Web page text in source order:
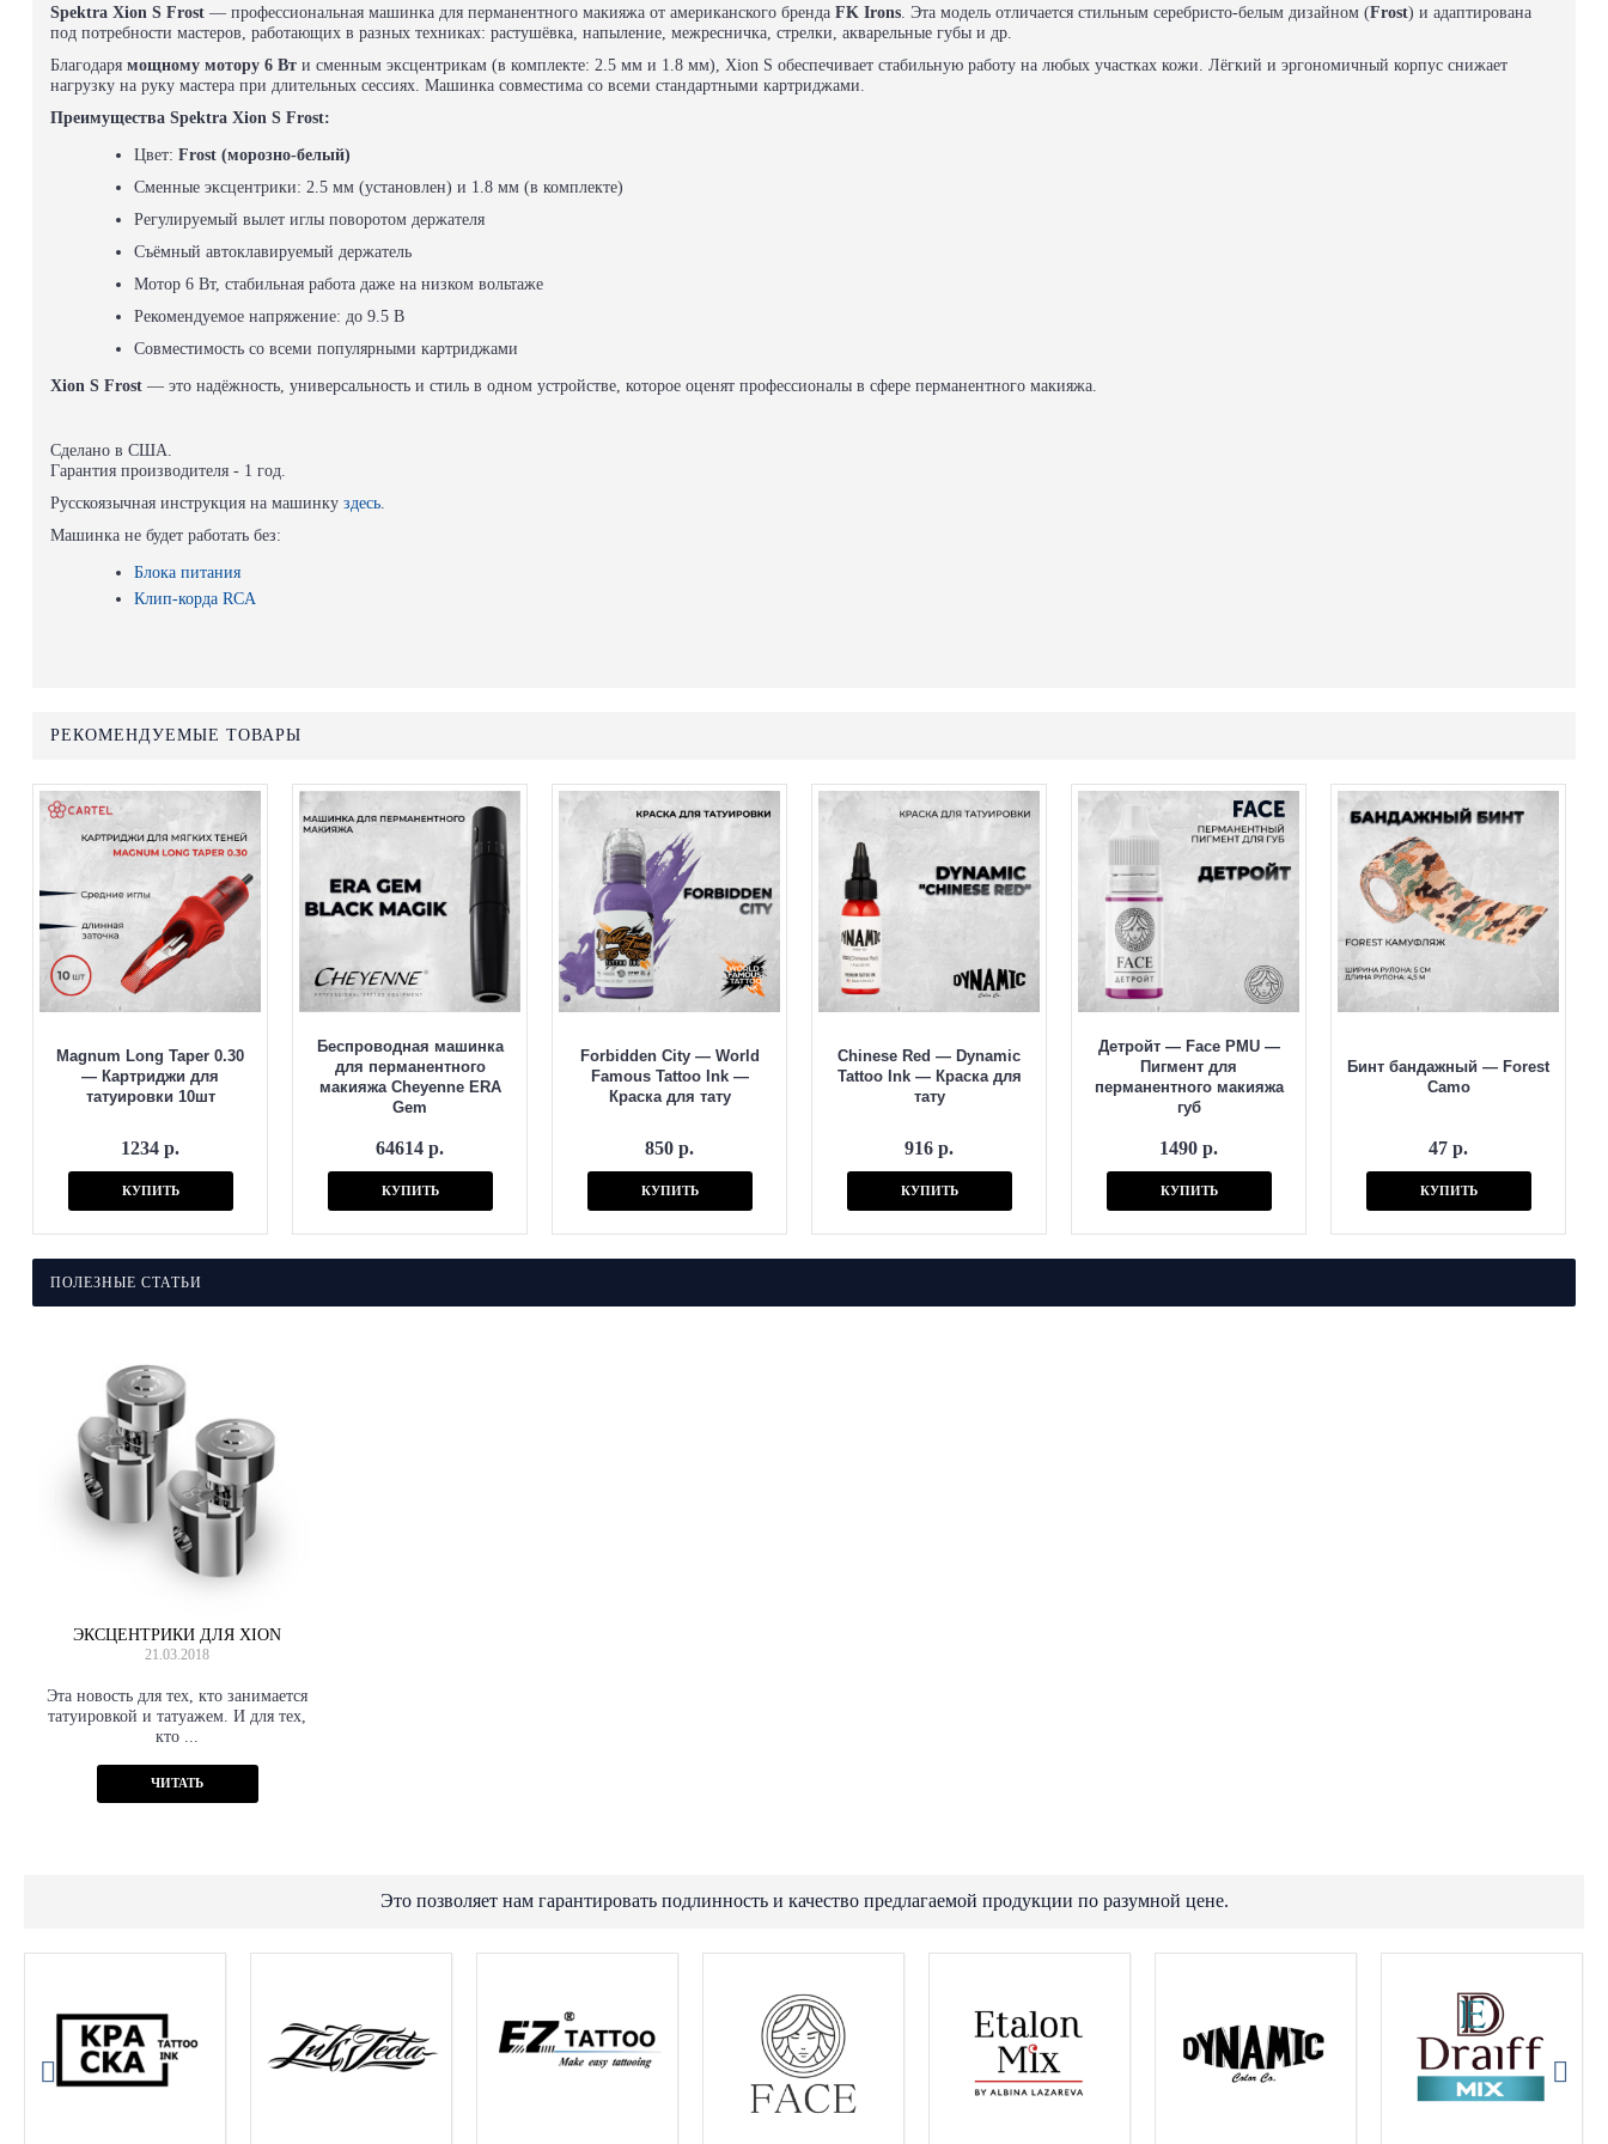
Spektra Xion S Frost — профессиональная машинка для перманентного макияжа от американского бренда FK Irons. Эта модель отличается стильным серебристо-белым дизайном (Frost) и адаптирована
под потребности мастеров, работающих в разных техниках: растушёвка, напыление, межресничка, стрелки, акварельные губы и др.
Благодаря мощному мотору 6 Вт и сменным эксцентрикам (в комплекте: 2.5 мм и 1.8 мм), Xion S обеспечивает стабильную работу на любых участках кожи. Лёгкий и эргономичный корпус снижает
нагрузку на руку мастера при длительных сессиях. Машинка совместима со всеми стандартными картриджами.
Преимущества Spektra Xion S Frost:
Цвет: Frost (морозно-белый)
Сменные эксцентрики: 2.5 мм (установлен) и 1.8 мм (в комплекте)
Регулируемый вылет иглы поворотом держателя
Съёмный автоклавируемый держатель
Мотор 6 Вт, стабильная работа даже на низком вольтаже
Рекомендуемое напряжение: до 9.5 В
Совместимость со всеми популярными картриджами
Xion S Frost — это надёжность, универсальность и стиль в одном устройстве, которое оценят профессионалы в сфере перманентного макияжа.
Сделано в США.
Гарантия производителя - 1 год.
Русскоязычная инструкция на машинку здесь.
Машинка не будет работать без:
Блока питания
Клип-корда RCA
РЕКОМЕНДУЕМЫЕ ТОВАРЫ
Magnum Long Taper 0.30
— Картриджи для
татуировки 10шт
1234 р.
КУПИТЬ
Беспроводная машинка
для перманентного
макияжа Cheyenne ERA
Gem
64614 р.
КУПИТЬ
Forbidden City — World
Famous Tattoo Ink —
Краска для тату
850 р.
КУПИТЬ
Chinese Red — Dynamic
Tattoo Ink — Краска для
тату
916 р.
КУПИТЬ
Детройт — Face PMU —
Пигмент для
перманентного макияжа
губ
1490 р.
КУПИТЬ
Бинт бандажный — Forest
Camo
47 р.
КУПИТЬ
ПОЛЕЗНЫЕ СТАТЬИ
ЭКСЦЕНТРИКИ ДЛЯ XION
21.03.2018
Эта новость для тех, кто занимается
татуировкой и татуажем. И для тех,
кто ...
ЧИТАТЬ
Это позволяет нам гарантировать подлинность и качество предлагаемой продукции по разумной цене.